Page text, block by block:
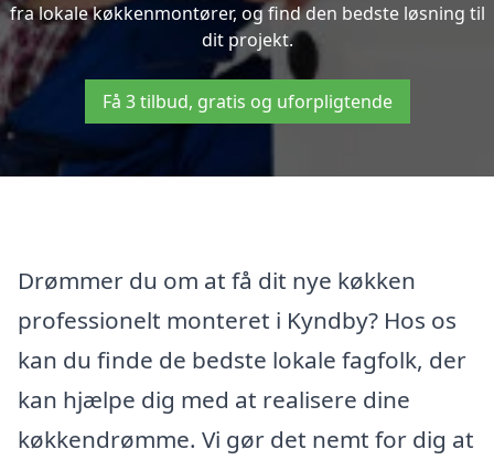
fra lokale køkkenmontører, og find den bedste løsning til
dit projekt.
Få 3 tilbud, gratis og uforpligtende
Drømmer du om at få dit nye køkken
professionelt monteret i Kyndby? Hos os
kan du finde de bedste lokale fagfolk, der
kan hjælpe dig med at realisere dine
køkkendrømme. Vi gør det nemt for dig at